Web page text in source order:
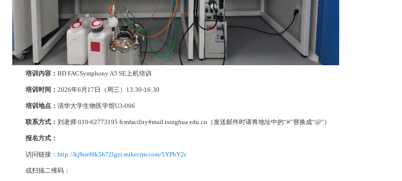
培训内容：BD FACSymphony A5 SE上机培训
培训时间：2026年6月17日（周三）13:30-16:30
培训地点：清华大学生物医学馆U3-006
联系方式：刘老师 010-62773195 fcmfacility#mail.tsinghua.edu.cn（发送邮件时请将地址中的“#”替换成“@”）
报名方式：
访问链接：http://kj9uel0k5h72lgzi.mikecrm.com/5YPbY2r
或扫描二维码：